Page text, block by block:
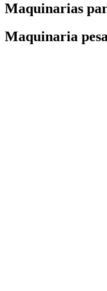
Maquinarias
Maquinaria